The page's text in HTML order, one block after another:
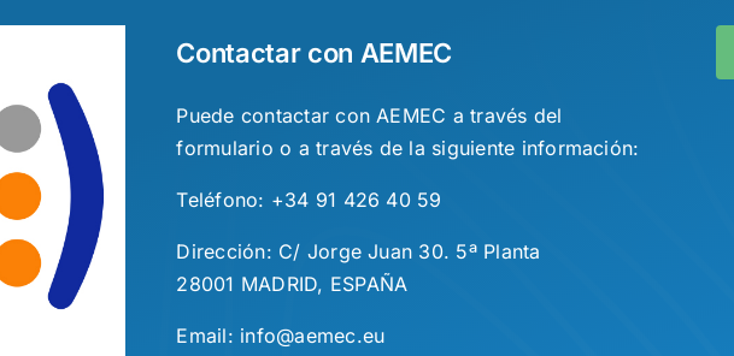
Contactar con AEMEC
Puede contactar con AEMEC a través del
formulario o a través de la siguiente información:
Teléfono: +34 91 426 40 59
Dirección: C/ Jorge Juan 30. 5ª Planta
28001 MADRID, ESPAÑA
Email: info@aemec.eu